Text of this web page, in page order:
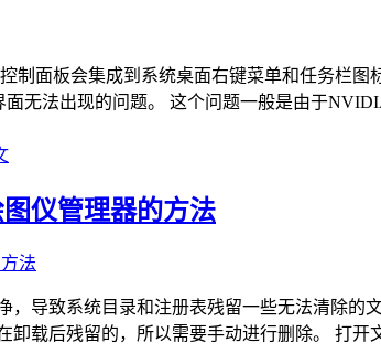
面板会集成到系统桌面右键菜单和任务栏
无法出现的问题。 这个问题一般是由于
仪管理器的方法
导致系统目录和注册表残留一些无法清除
载后残留的，所以需要手动进行删除。 打开